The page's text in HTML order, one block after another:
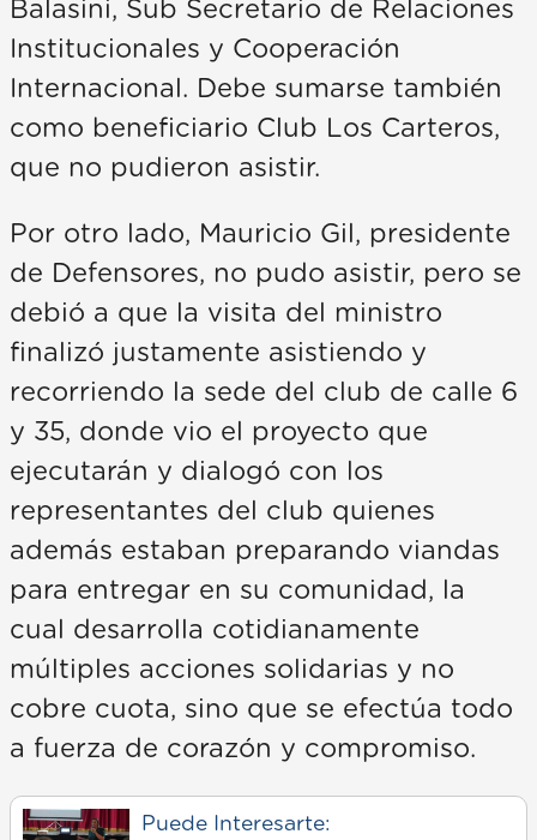
Balasini, Sub Secretario de Relaciones
Institucionales y Cooperación
Internacional. Debe sumarse también
como beneficiario Club Los Carteros,
que no pudieron asistir.
Por otro lado, Mauricio Gil, presidente
de Defensores, no pudo asistir, pero se
debió a que la visita del ministro
finalizó justamente asistiendo y
recorriendo la sede del club de calle 6
y 35, donde vio el proyecto que
ejecutarán y dialogó con los
representantes del club quienes
además estaban preparando viandas
para entregar en su comunidad, la
cual desarrolla cotidianamente
múltiples acciones solidarias y no
cobre cuota, sino que se efectúa todo
a fuerza de corazón y compromiso.
Puede Interesarte: